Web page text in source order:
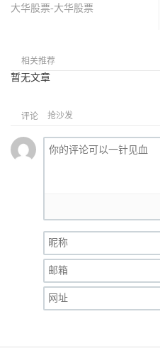
大华股票-大华股票
相关推荐
暂无文章
评论 抢沙发